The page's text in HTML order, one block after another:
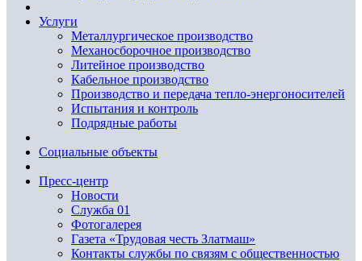
Услуги
Металлургическое производство
Механосборочное производство
Литейное производство
Кабельное производство
Производство и передача тепло-энергоносителей
Испытания и контроль
Подрядные работы
Социальные объекты
Пресс-центр
Новости
Служба 01
Фотогалерея
Газета «Трудовая честь Златмаш»
Контакты службы по связям с общественностью